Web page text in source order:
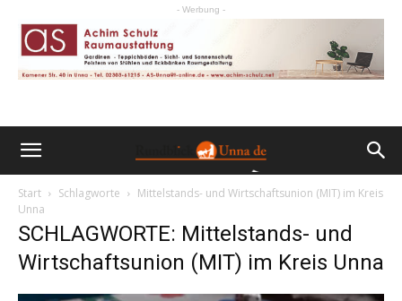
- Werbung -
Start Schlagworte
Mittelstands- und Wirtschaftsunion (MIT) im Kreis
Unna
SCHLAGWORTE: Mittelstands- und
Wirtschaftsunion (MIT) im Kreis Unna